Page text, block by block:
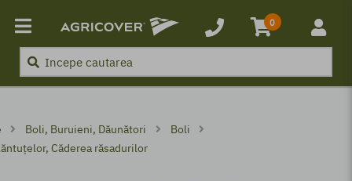
Inapoi
Erbicide
Inapoi
Boli
0
Boli, Buruieni, Dăunători
Boli
Căderea răsadurilor